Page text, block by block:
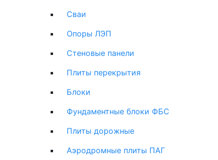
Сваи
Опоры ЛЭП
Стеновые панели
Плиты перекрытия
Блоки
Фундаментные блоки ФБС
Плиты дорожные
Аэродромные плиты ПАГ